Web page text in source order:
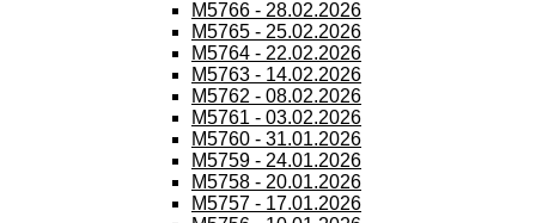
M5766 - 28.02.2026
M5765 - 25.02.2026
M5764 - 22.02.2026
M5763 - 14.02.2026
M5762 - 08.02.2026
M5761 - 03.02.2026
M5760 - 31.01.2026
M5759 - 24.01.2026
M5758 - 20.01.2026
M5757 - 17.01.2026